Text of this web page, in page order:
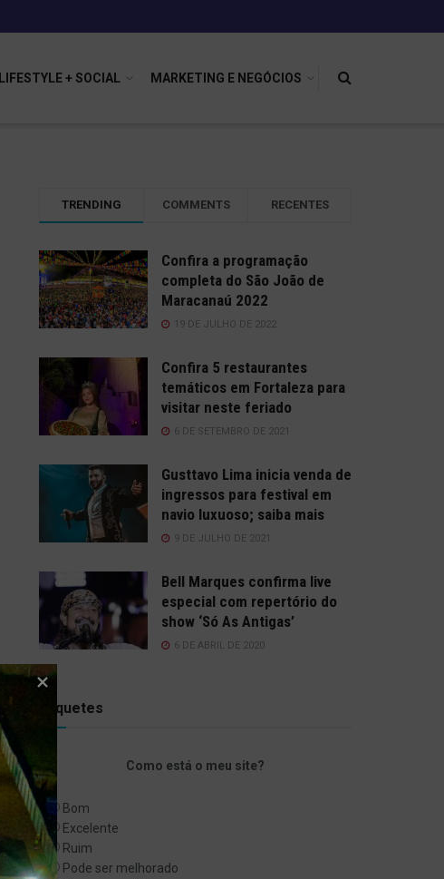
LIFESTYLE + SOCIAL MARKETING E NEGÓCIOS
TRENDING COMMENTS RECENTES
Confira a programação
completa do São João de
Maracanaú 2022
19 DE JULHO DE 2022
Confira 5 restaurantes
temáticos em Fortaleza para
visitar neste feriado
6 DE SETEMBRO DE 2021
Gusttavo Lima inicia venda de
ingressos para festival em
navio luxuoso; saiba mais
9 DE JULHO DE 2021
Bell Marques confirma live
especial com repertório do
show ‘Só As Antigas’
6 DE ABRIL DE 2020
Enquetes
Como está o meu site?
Bom
Excelente
Ruim
Pode ser melhorado